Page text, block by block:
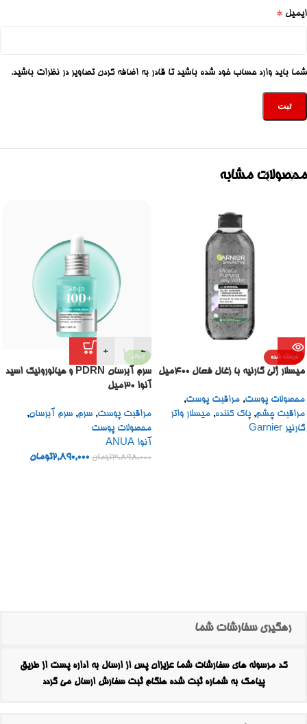
ایمیل *
شما باید وارد حساب خود شده باشید تا قادر به اضافه کردن تصاویر در نظرات باشید.
محصولات مشابه
فروخته شده
میسلار ژلی گارنیه با زغال فعال 400میل
محصولات پوست, مراقبت پوست,
مراقبت چشم, پاک کننده, میسلار واتر
گارنیر Garnier
-26%
-
+
سرم آبرسان PDRN و هیالورونیک اسید
آنوا 30میل
مراقبت پوست, سرم, سرم آبرسان,
محصولات پوست
آنوا ANUA
3,898,000تومان 2,890,000تومان
رهگیری سفارشات شما
کد مرسوله های سفارشات شما عزیزان پس از ارسال به اداره پست از طریق
پیامک به شماره ثبت شده هنگام ثبت سفارش ارسال می گردد